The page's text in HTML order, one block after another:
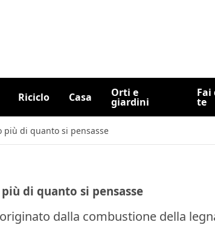
Riciclo Casa Orti e
giardini
Fai
te
più di quanto si pensasse
di quanto si pensasse
dalla combustione della